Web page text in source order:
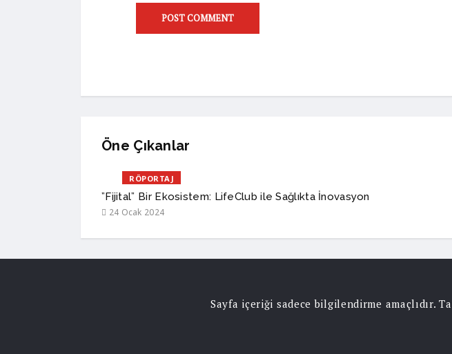
Öne Çıkanlar
RÖPORTAJ
”Fijital” Bir Ekosistem: LifeClub ile Sağlıkta İnovasyon
24 Ocak 2024
Sayfa içeriği sadece bilgilendirme amaçlıdır.